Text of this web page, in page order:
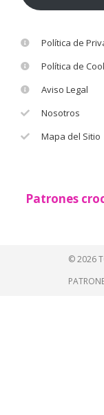
Política de
Política de
Aviso Legal
Nosotros
Mapa del Sitio
Patrones
© 2026